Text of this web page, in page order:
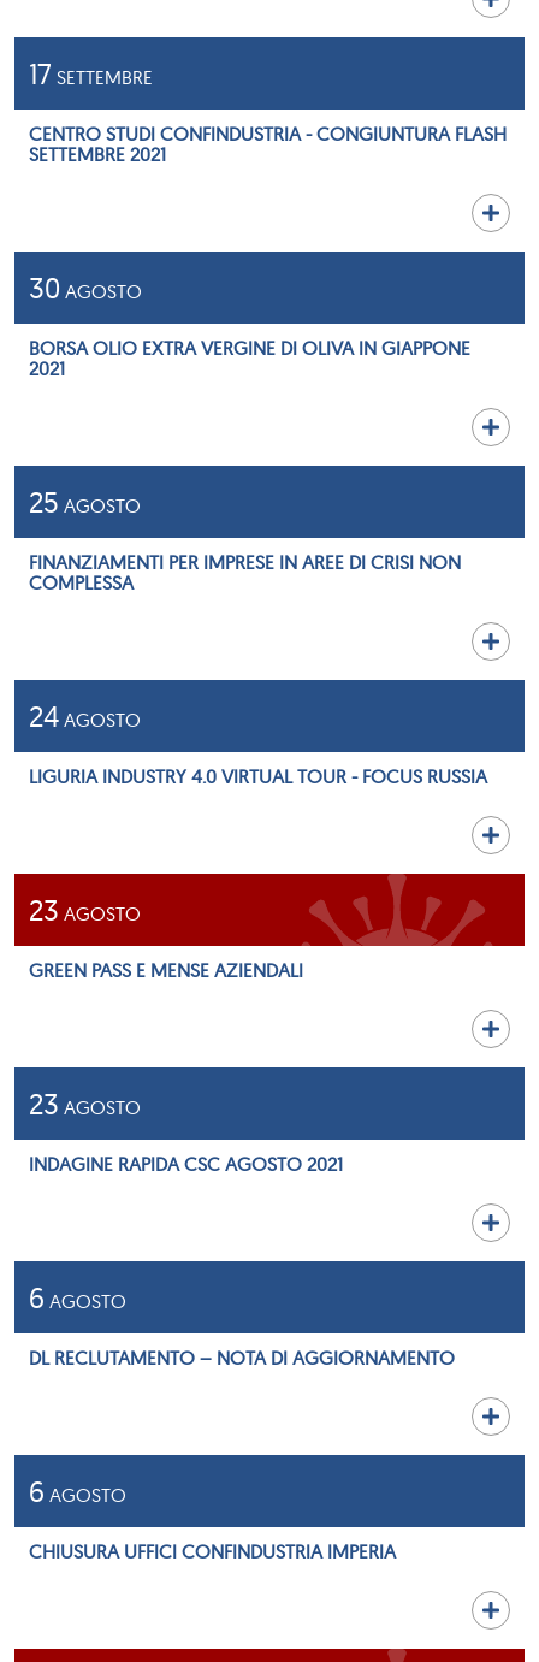
17 SETTEMBRE
CENTRO STUDI CONFINDUSTRIA - CONGIUNTURA FLASH
SETTEMBRE 2021
30 AGOSTO
BORSA OLIO EXTRA VERGINE DI OLIVA IN GIAPPONE
2021
25 AGOSTO
FINANZIAMENTI PER IMPRESE IN AREE DI CRISI NON
COMPLESSA
24 AGOSTO
LIGURIA INDUSTRY 4.0 VIRTUAL TOUR - FOCUS RUSSIA
23 AGOSTO
GREEN PASS E MENSE AZIENDALI
23 AGOSTO
INDAGINE RAPIDA CSC AGOSTO 2021
6 AGOSTO
DL RECLUTAMENTO – NOTA DI AGGIORNAMENTO
6 AGOSTO
CHIUSURA UFFICI CONFINDUSTRIA IMPERIA